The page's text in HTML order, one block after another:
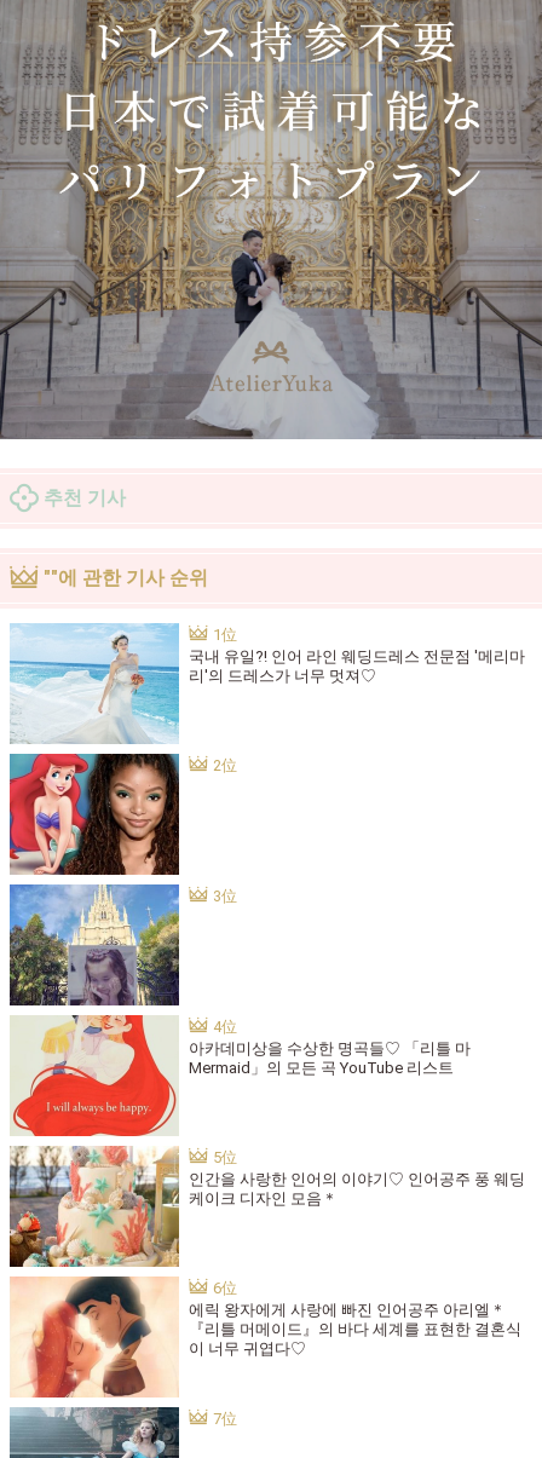
추천 기사
""에 관한 기사 순위
국내 유일?! 인어 라인 웨딩드레스 전문점 '메리마
리'의 드레스가 너무 멋져♡
아카데미상을 수상한 명곡들♡ 「리틀 마
Mermaid」의 모든 곡 YouTube 리스트
인간을 사랑한 인어의 이야기♡ 인어공주 풍 웨딩
케이크 디자인 모음＊
에릭 왕자에게 사랑에 빠진 인어공주 아리엘＊
『리틀 머메이드』의 바다 세계를 표현한 결혼식
이 너무 귀엽다♡